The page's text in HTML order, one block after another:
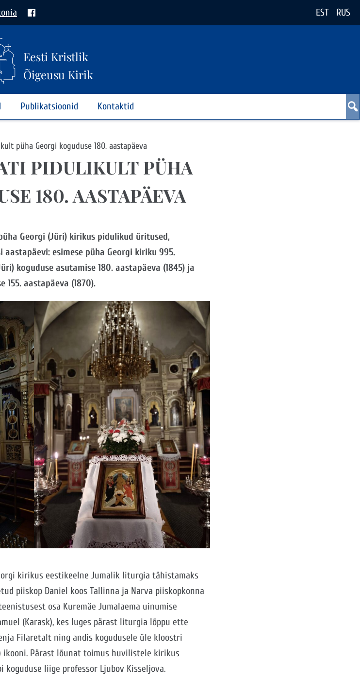
EST RUS
Eesti Kristlik
Õigeusu Kirik
Publikatsioonid Kontaktid
püha Georgi koguduse 180. aastapäeva
PIDULIKULT PÜHA
180. AASTAPÄEVA
Georgi (Jüri) kirikus pidulikud üritused,
esimese püha Georgi kiriku 995.
koguduse asutamise 180. aastapäeva (1845) ja
aastapäeva (1870).
kirikus eestikeelne Jumalik liturgia tähistamaks
piiskop Daniel koos Tallinna ja Narva piiskopkonna
osa Kuremäe Jumalaema uinumise
(Karask), kes luges pärast liturgia lõppu ette
Filaretalt ning andis kogudusele üle kloostri
ikooni. Pärast lõunat toimus huvilistele kirikus
liige professor Ljubov Kisseljova.